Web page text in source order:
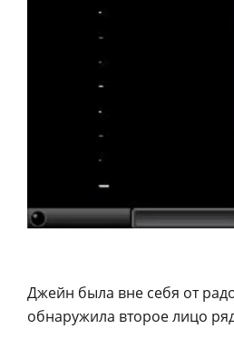
Джейн была вне себя от
обнаружила второе лицо